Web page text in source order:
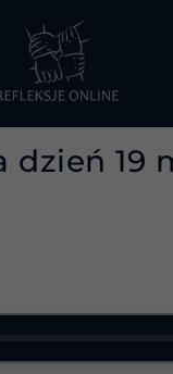
dzień 19